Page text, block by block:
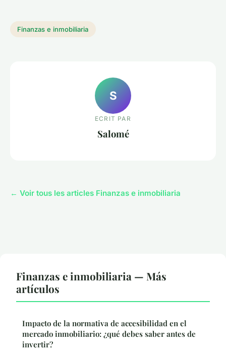
Finanzas e inmobiliaria
S
ECRIT PAR
Salomé
← Voir tous les articles Finanzas e inmobiliaria
Finanzas e inmobiliaria — Más
artículos
Impacto de la normativa de accesibilidad en el
mercado inmobiliario: ¿qué debes saber antes de
invertir?